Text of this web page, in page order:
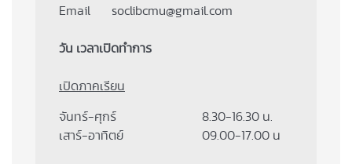
Email
soclibcmu@gmail.com
วัน เวลาเปิดทำการ
เปิดภาคเรียน
จันทร์-ศุกร์
8.30-16.30 น.
เสาร์-อาทิตย์
09.00-17.00 น